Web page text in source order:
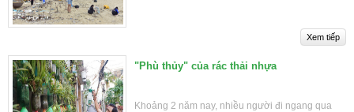
"Phù thủy" của rác thải nhựa
Khoảng 2 năm nay, nhiều người đi ngang qua